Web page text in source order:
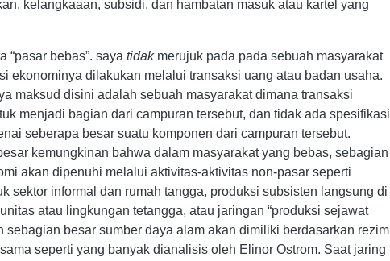
kelangkaaan, subsidi, dan hambatan masuk atau kartel yang
“pasar bebas”. saya tidakmerujuk pada pada sebuah masyarakat
ekonominya dilakukan melalui transaksi uang atau badan usaha.
maksud disini adalah sebuah masyarakat dimana transaksi
menjadi bagian dari campuran tersebut, dan tidak ada spesifikasi
seberapa besar suatu komponen dari campuran tersebut.
kemungkinan bahwa dalam masyarakat yang bebas, sebagian
akan dipenuhi melalui aktivitas-aktivitas non-pasar seperti
sektor informal dan rumah tangga, produksi subsisten langsung di
atau lingkungan tetangga, atau jaringan “produksi sejawat
sebagian besar sumber daya alam akan dimiliki berdasarkan rezim
seperti yang banyak dianalisis oleh Elinor Ostrom. Saat jaring